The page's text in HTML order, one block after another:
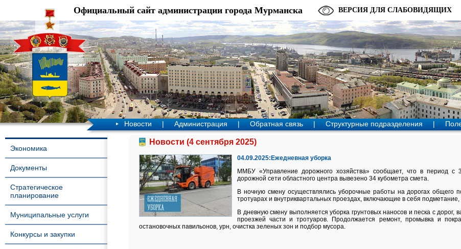
Официальный сайт администрации города Мурманска ВЕРСИЯ ДЛЯ СЛАБОВИДЯЩИХ
Новости | Администрация | Обратная связь | Структурные подразделения |
Экономика
Документы
Стратегическое
планирование
Муниципальные услуги
Конкурсы и закупки
Новости (4 сентября 2025)
04.09.2025:Ежедневная уборка
ММБУ «Управление дорожного хозяйства» сообщает, что в период с
дорожной сети областного центра вывезено 34 кубометра смета.
В ночную смену осуществлялись уборочные работы на дорогах общего
тротуарах и внутриквартальных проездах, включающие в себя
В дневную смену выполняется уборка грунтовых наносов и песка с дорог,
проезжей части и тротуаров. Продолжается ремонт, промывка и
остановочных павильонов, урн, очистка зеленых зон и подбор мусора.